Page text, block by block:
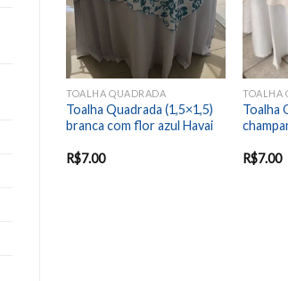
TOALHA QUADRADA
Toalha Quadrada (1,5×1,5)
branca com flor azul Havai
R$7.00
TOALHA
Toalha
R$7.00